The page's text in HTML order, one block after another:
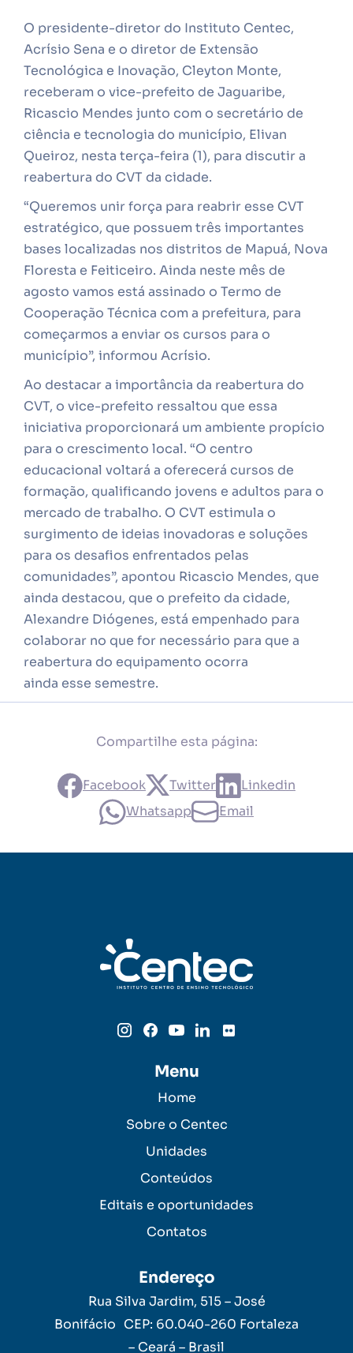
O presidente-diretor do Instituto Centec,
Acrísio Sena e o diretor de Extensão
Tecnológica e Inovação, Cleyton Monte,
receberam o vice-prefeito de Jaguaribe,
Ricascio Mendes junto com o secretário de
ciência e tecnologia do município, Elivan
Queiroz, nesta terça-feira (1), para discutir a
reabertura do CVT da cidade.
“Queremos unir força para reabrir esse CVT
estratégico, que possuem três importantes
bases localizadas nos distritos de Mapuá, Nova
Floresta e Feiticeiro. Ainda neste mês de
agosto vamos está assinado o Termo de
Cooperação Técnica com a prefeitura, para
começarmos a enviar os cursos para o
município”, informou Acrísio.
Ao destacar a importância da reabertura do
CVT, o vice-prefeito ressaltou que essa
iniciativa proporcionará um ambiente propício
para o crescimento local. “O centro
educacional voltará a oferecerá cursos de
formação, qualificando jovens e adultos para o
mercado de trabalho. O CVT estimula o
surgimento de ideias inovadoras e soluções
para os desafios enfrentados pelas
comunidades”, apontou Ricascio Mendes, que
ainda destacou, que o prefeito da cidade,
Alexandre Diógenes, está empenhado para
colaborar no que for necessário para que a
reabertura do equipamento ocorra
ainda esse semestre.
Compartilhe esta página:
Facebook Twitter
Linkedin
Whatsapp
Email
Menu
Home
Sobre o Centec
Unidades
Conteúdos
Editais e oportunidades
Contatos
Endereço
Rua Silva Jardim, 515 – José
Bonifácio CEP: 60.040-260 Fortaleza
– Ceará – Brasil